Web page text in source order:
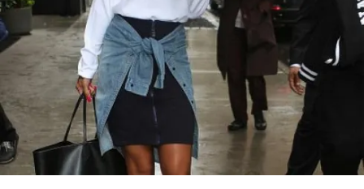
FOTO
CONCORSI
EVENTI
VIDEO